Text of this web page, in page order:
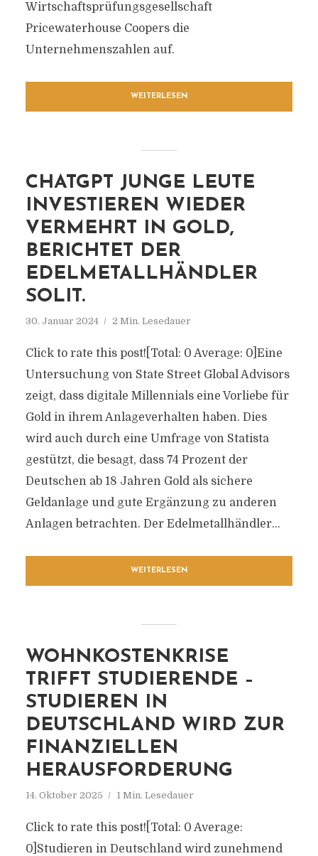
Wirtschaftsprüfungsgesellschaft
Pricewaterhouse Coopers die
Unternehmenszahlen auf.
WEITERLESEN
CHATGPT JUNGE LEUTE
INVESTIEREN WIEDER
VERMEHRT IN GOLD,
BERICHTET DER
EDELMETALLHÄNDLER
SOLIT.
30. Januar 2024 2 Min. Lesedauer
Click to rate this post![Total: 0 Average: 0]Eine
Untersuchung von State Street Global Advisors
zeigt, dass digitale Millennials eine Vorliebe für
Gold in ihrem Anlageverhalten haben. Dies
wird auch durch eine Umfrage von Statista
gestützt, die besagt, dass 74 Prozent der
Deutschen ab 18 Jahren Gold als sichere
Geldanlage und gute Ergänzung zu anderen
Anlagen betrachten. Der Edelmetallhändler...
WEITERLESEN
WOHNKOSTENKRISE
TRIFFT STUDIERENDE –
STUDIEREN IN
DEUTSCHLAND WIRD ZUR
FINANZIELLEN
HERAUSFORDERUNG
14. Oktober 2025 1 Min. Lesedauer
Click to rate this post![Total: 0 Average:
0]Studieren in Deutschland wird zunehmend